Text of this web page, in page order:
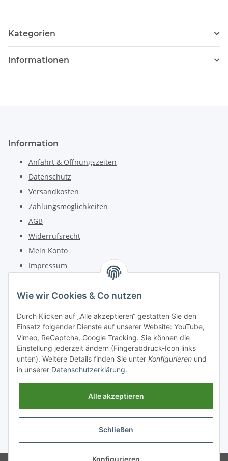
Wie wir Cookies & Co nutzen
Durch Klicken auf „Alle akzeptieren“ gestatten Sie den
Einsatz folgender Dienste auf unserer Website: YouTube,
Vimeo, ReCaptcha, Google Tracking. Sie können die
Einstellung jederzeit ändern (Fingerabdruck-Icon links
unten). Weitere Details finden Sie unter Konfigurieren und
in unserer Datenschutzerklärung.
Alle akzeptieren
Schließen
Kategorien
Informationen
Information
Anfahrt & Öffnungszeiten
Datenschutz
Versandkosten
Zahlungsmöglichkeiten
AGB
Widerrufsrecht
Mein Konto
Impressum
Telefon: +49 (0) 6162 5554
Fax: +49 (0) 6162 5220
Email: info@diedrucker.de
Freiherr-vom-Stein-Straße 4
D-64354 Reinheim
www.diedrucker.de
Vertrag widerrufen
* Alle Preise inkl. gesetzlicher USt., zzgl.Versand